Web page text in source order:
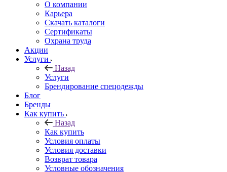
О компании
Карьера
Cкачать каталоги
Сертификаты
Охрана труда
Акции
Услуги
Назад
Услуги
Брендирование спецодежды
Блог
Бренды
Как купить
Назад
Как купить
Условия оплаты
Условия доставки
Возврат товара
Условные обозначения